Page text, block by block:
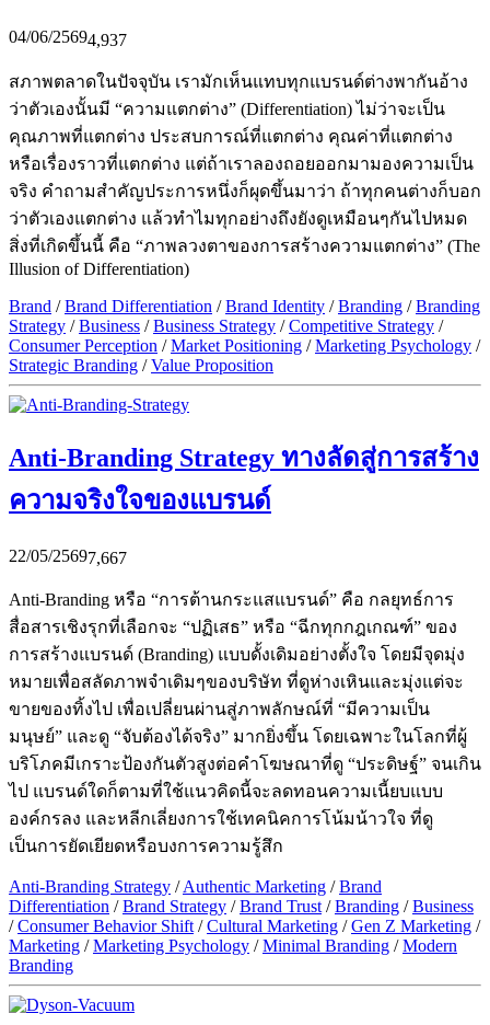
04/06/25694,937
สภาพตลาดในปัจจุบัน เรามักเห็นแทบทุกแบรนด์ต่างพากันอ้าง
ว่าตัวเองนั้นมี “ความแตกต่าง” (Differentiation) ไม่ว่าจะเป็น
คุณภาพที่แตกต่าง ประสบการณ์ที่แตกต่าง คุณค่าที่แตกต่าง
หรือเรื่องราวที่แตกต่าง แต่ถ้าเราลองถอยออกมามองความเป็น
จริง คำถามสำคัญประการหนึ่งก็ผุดขึ้นมาว่า ถ้าทุกคนต่างก็บอก
ว่าตัวเองแตกต่าง แล้วทำไมทุกอย่างถึงยังดูเหมือนๆกันไปหมด
สิ่งที่เกิดขึ้นนี้ คือ “ภาพลวงตาของการสร้างความแตกต่าง” (The
Illusion of Differentiation)
Brand /Brand Differentiation /Brand Identity /Branding /Branding
Strategy /Business /Business Strategy /Competitive Strategy /
Consumer Perception /Market Positioning /Marketing Psychology /
Strategic Branding /Value Proposition
Anti-Branding Strategy ทางลัดสู่การสร้าง
ความจริงใจของแบรนด์
22/05/25697,667
Anti-Branding หรือ “การต้านกระแสแบรนด์” คือ กลยุทธ์การ
สื่อสารเชิงรุกที่เลือกจะ “ปฏิเสธ” หรือ “ฉีกทุกกฎเกณฑ์” ของ
การสร้างแบรนด์ (Branding) แบบดั้งเดิมอย่างตั้งใจ โดยมีจุดมุ่ง
หมายเพื่อสลัดภาพจำเดิมๆของบริษัท ที่ดูห่างเหินและมุ่งแต่จะ
ขายของทิ้งไป เพื่อเปลี่ยนผ่านสู่ภาพลักษณ์ที่ “มีความเป็น
มนุษย์” และดู “จับต้องได้จริง” มากยิ่งขึ้น โดยเฉพาะในโลกที่ผู้
บริโภคมีเกราะป้องกันตัวสูงต่อคำโฆษณาที่ดู “ประดิษฐ์” จนเกิน
ไป แบรนด์ใดก็ตามที่ใช้แนวคิดนี้จะลดทอนความเนี้ยบแบบ
องค์กรลง และหลีกเลี่ยงการใช้เทคนิคการโน้มน้าวใจ ที่ดู
เป็นการยัดเยียดหรือบงการความรู้สึก
Anti-Branding Strategy /Authentic Marketing /Brand
Differentiation /Brand Strategy /Brand Trust /Branding /Business
/Consumer Behavior Shift /Cultural Marketing /Gen Z Marketing /
Marketing /Marketing Psychology /Minimal Branding /Modern
Branding